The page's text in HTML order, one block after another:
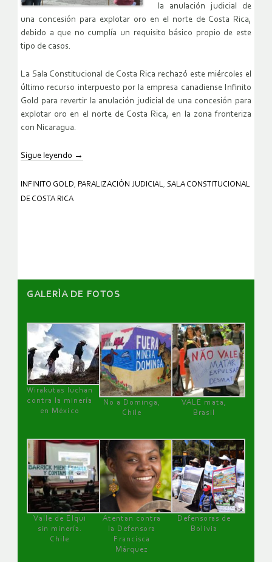
la anulación judicial de
una concesión para explotar oro en el norte de Costa Rica,
debido a que no cumplía un requisito básico propio de este
tipo de casos.
La Sala Constitucional de Costa Rica rechazó este miércoles el
último recurso interpuesto por la empresa canadiense Infinito
Gold para revertir la anulación judicial de una concesión para
explotar oro en el norte de Costa Rica, en la zona fronteriza
con Nicaragua.
Sigue leyendo →
INFINITO GOLD, PARALIZACIÓN JUDICIAL, SALA CONSTITUCIONAL
DE COSTA RICA
GALERÌA DE FOTOS
Wirakutas luchan
contra la minería
en México
No a Dominga,
Chile
VALE mata,
Brasil
Valle de Elqui
sin minería.
Chile
Atentan contra
la Defensora
Francisca
Márquez
Defensoras de
Bolivia